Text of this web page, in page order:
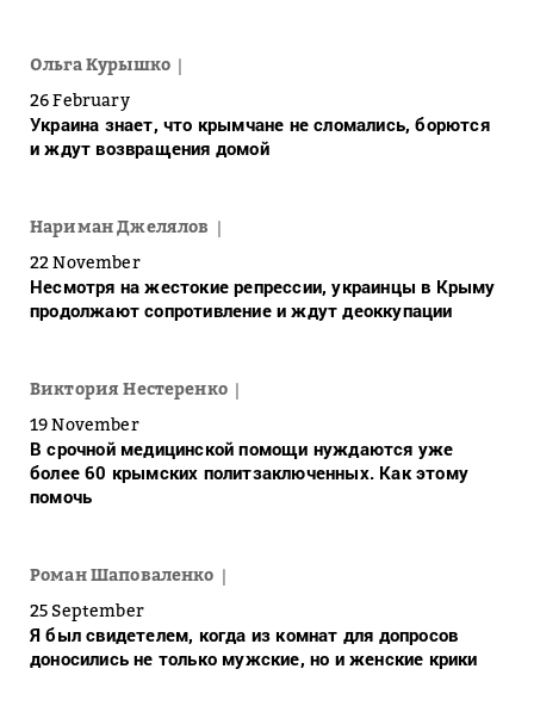
Ольга Курышко
26 February
Украина знает, что крымчане не сломались, борются
и ждут возвращения домой
Нариман Джелялов
22 November
Несмотря на жестокие репрессии, украинцы в Крыму
продолжают сопротивление и ждут деоккупации
Виктория Нестеренко
19 November
В срочной медицинской помощи нуждаются уже
более 60 крымских политзаключенных. Как этому
помочь
Роман Шаповаленко
25 September
Я был свидетелем, когда из комнат для допросов
доносились не только мужские, но и женские крики